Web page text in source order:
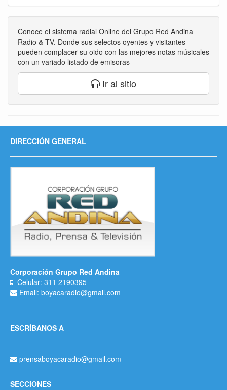
Conoce el sistema radial Online del Grupo Red Andina
Radio & TV. Donde sus selectos oyentes y visitantes
pueden complacer su oido con las mejores notas músicales
con un variado listado de emisoras
Ir al sitio
DIRECCIÓN GENERAL
Corporación Grupo Red Andina
Celular: 311 2190395
Email: boyacaradio@gmail.com
ESCRÍBANOS A
prensaboyacaradio@gmail.com
SECCIONES